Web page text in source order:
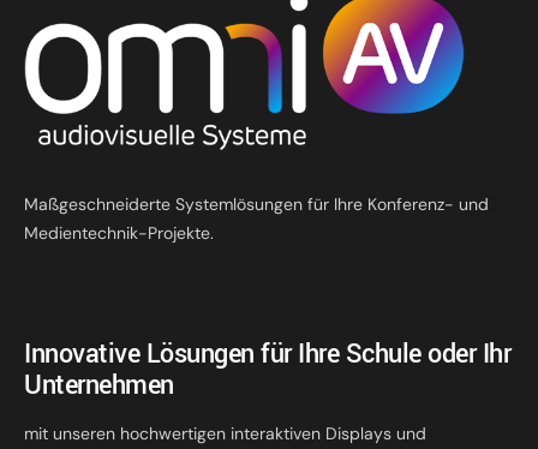
Maßgeschneiderte Systemlösungen für Ihre Konferenz- und
Medientechnik-Projekte.
Innovative Lösungen für Ihre Schule oder Ihr
Unternehmen
mit unseren hochwertigen interaktiven Displays und